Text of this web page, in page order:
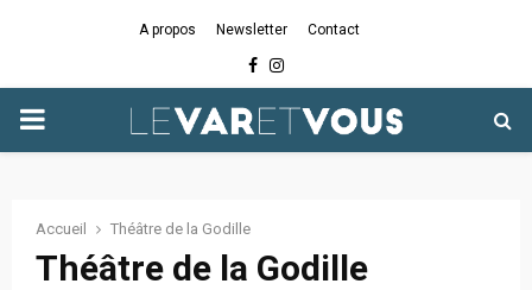
A propos Newsletter Contact
Facebook
Instagram
PRIMARY
Accueil Théâtre de la Godille
Théâtre de la Godille